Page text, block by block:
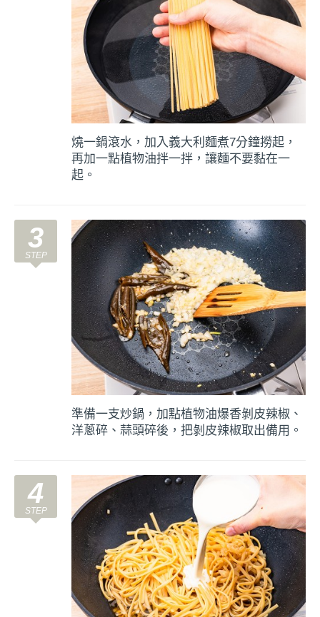
燒一鍋滾水，加入義大利麵煮7分鐘撈起，
再加一點植物油拌一拌，讓麵不要黏在一
起。
3
準備一支炒鍋，加點植物油爆香剝皮辣椒、
洋蔥碎、蒜頭碎後，把剝皮辣椒取出備用。
4